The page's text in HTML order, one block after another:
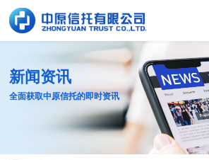
新闻资讯
全面获取中原信托的即时资讯